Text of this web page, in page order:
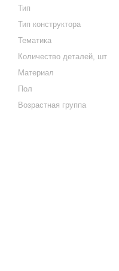
Тип
Тип конструктора
Тематика
Количество деталей, шт
Материал
Пол
Возрастная группа